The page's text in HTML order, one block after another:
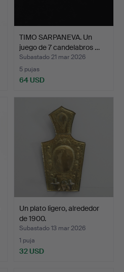
TIMO SARPANEVA. Un
juego de 7 candelabros …
Subastado 21 mar 2026
5 pujas
64 USD
Un plato ligero, alrededor
de 1900.
Subastado 13 mar 2026
1 puja
32 USD